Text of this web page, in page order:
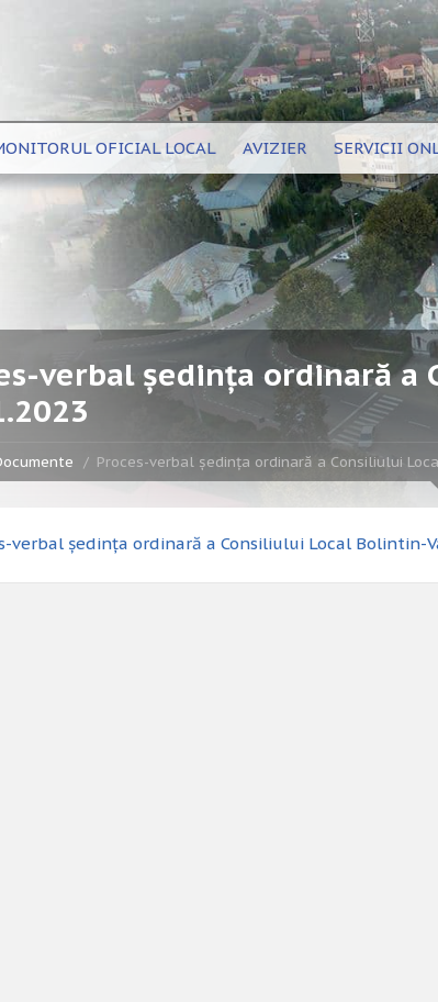
OFICIAL LOCAL AVIZIER SERVICII
verbal ședința ordinară
Proces-verbal ședința ordinară a Consiliului
verbal ședința ordinară a Consiliului Local Bolintin-